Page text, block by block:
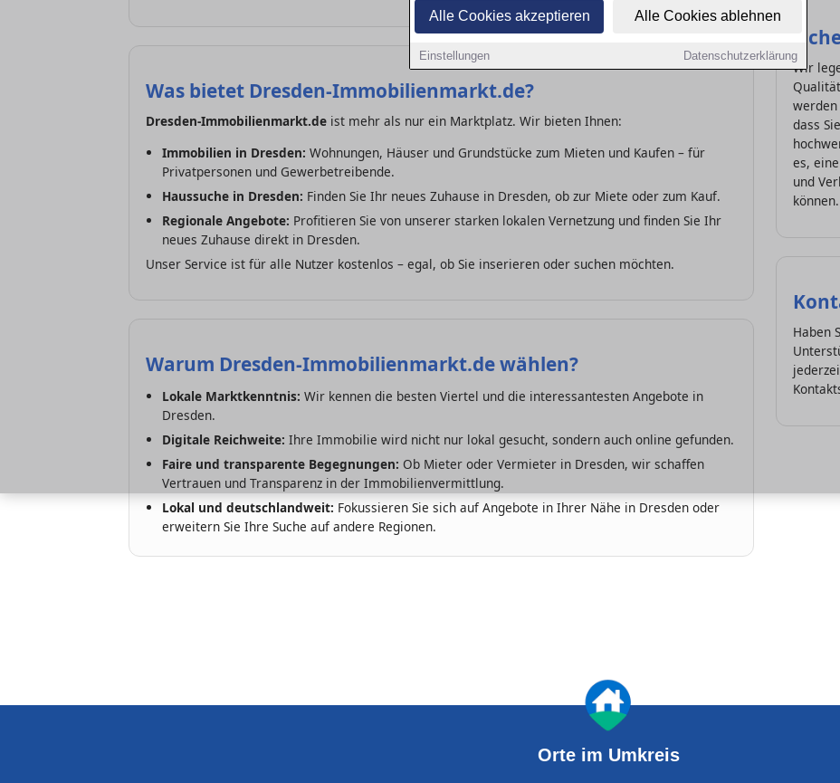
Alle Cookies akzeptieren Alle Cookies ablehnen
Einstellungen Datenschutzerklärung
Was bietet Dresden-Immobilienmarkt.de?
Dresden-Immobilienmarkt.de ist mehr als nur ein Marktplatz. Wir bieten Ihnen:
Immobilien in Dresden: Wohnungen, Häuser und Grundstücke zum Mieten und Kaufen – für
Privatpersonen und Gewerbetreibende.
Haussuche in Dresden: Finden Sie Ihr neues Zuhause in Dresden, ob zur Miete oder zum Kauf.
Regionale Angebote: Profitieren Sie von unserer starken lokalen Vernetzung und finden Sie Ihr
neues Zuhause direkt in Dresden.
Unser Service ist für alle Nutzer kostenlos – egal, ob Sie inserieren oder suchen möchten.
Warum Dresden-Immobilienmarkt.de wählen?
Lokale Marktkenntnis: Wir kennen die besten Viertel und die interessantesten Angebote in
Dresden.
Digitale Reichweite: Ihre Immobilie wird nicht nur lokal gesucht, sondern auch online gefunden.
Faire und transparente Begegnungen: Ob Mieter oder Vermieter in Dresden, wir schaffen
Vertrauen und Transparenz in der Immobilienvermittlung.
Lokal und deutschlandweit: Fokussieren Sie sich auf Angebote in Ihrer Nähe in Dresden oder
erweitern Sie Ihre Suche auf andere Regionen.
Wir
dass
es,
und
können.
Haben
Orte im Umkreis